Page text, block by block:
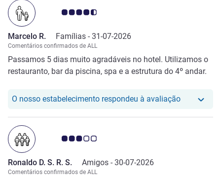
Nota clientes Avis 4.5/5
Marcelo R. Famílias - 31-07-2026
Comentários confirmados de ALL
Passamos 5 dias muito agradáveis no hotel. Utilizamos o
restauranto, bar da piscina, spa e a estrutura do 4º andar.
O nosso estabelecimento respondeu à avaliaçãoO nosso
Nota clientes Avis 3.0/5
Ronaldo D. S. R. S. Amigos - 30-07-2026
Comentários confirmados de ALL